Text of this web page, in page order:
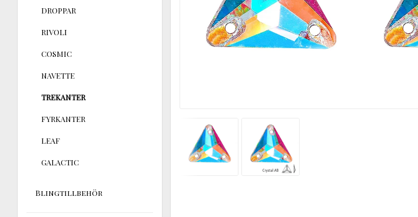
DROPPAR
RIVOLI
COSMIC
NAVETTE
TREKANTER
FYRKANTER
LEAF
GALACTIC
Blingtillbehör